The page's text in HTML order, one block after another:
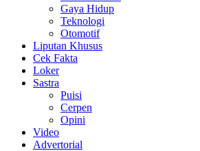
Gaya Hidup
Teknologi
Otomotif
Liputan Khusus
Cek Fakta
Loker
Sastra
Puisi
Cerpen
Opini
Video
Advertorial